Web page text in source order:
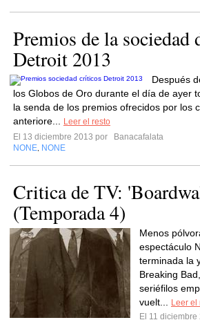
Premios de la sociedad
Detroit 2013
Después
los Globos de Oro durante el día de ayer
la senda de los premios ofrecidos por los
anteriore...
Leer el resto
El 13 diciembre 2013 por
Banacafalata
NONE NONE
Critica de TV:
(Temporada 4)
Menos
espectáculo
terminada la
Breaking
seriéfilos
vuelt...
Leer el
El 11